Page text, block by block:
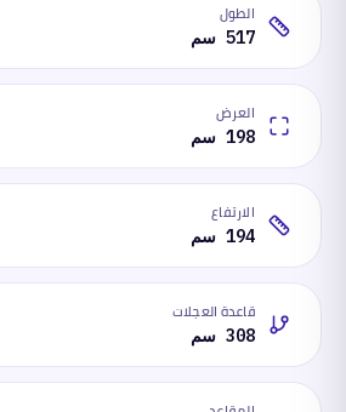
الطول
517 سم
العرض
198 سم
الارتفاع
194 سم
قاعدة العجلات
308 سم